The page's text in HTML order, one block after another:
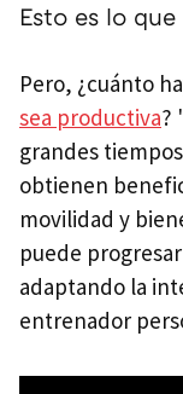
Esto es lo
Pero, ¿cuánto
sea productiva?
grandes
obtienen
movilidad y
puede
adaptando la
entrenador